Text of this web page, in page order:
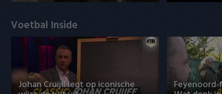
Voetbal Inside
Johan Cruijff legt op iconische Feyenoord-